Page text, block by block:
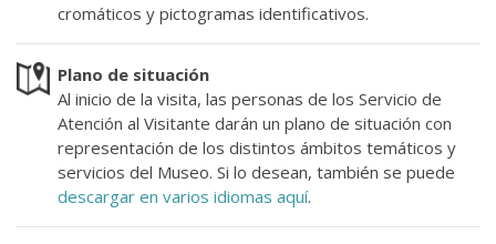
cromáticos y pictogramas identificativos.
Plano de situación
Al inicio de la visita, las personas de los Servicio de
Atención al Visitante darán un plano de situación con
representación de los distintos ámbitos temáticos y
servicios del Museo. Si lo desean, también se puede
descargar en varios idiomas aquí.